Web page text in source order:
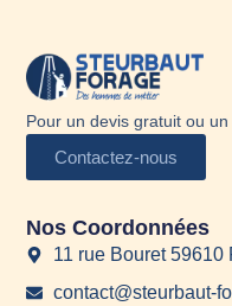
Pour un devis gratuit ou un
Contactez-nous
Nos Coordonnées
11 rue Bouret 59610
contact@steurbaut-